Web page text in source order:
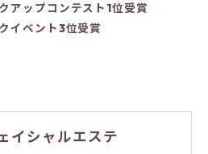
アップコンテスト1位受賞
イベント3位受賞
イシャルエステ